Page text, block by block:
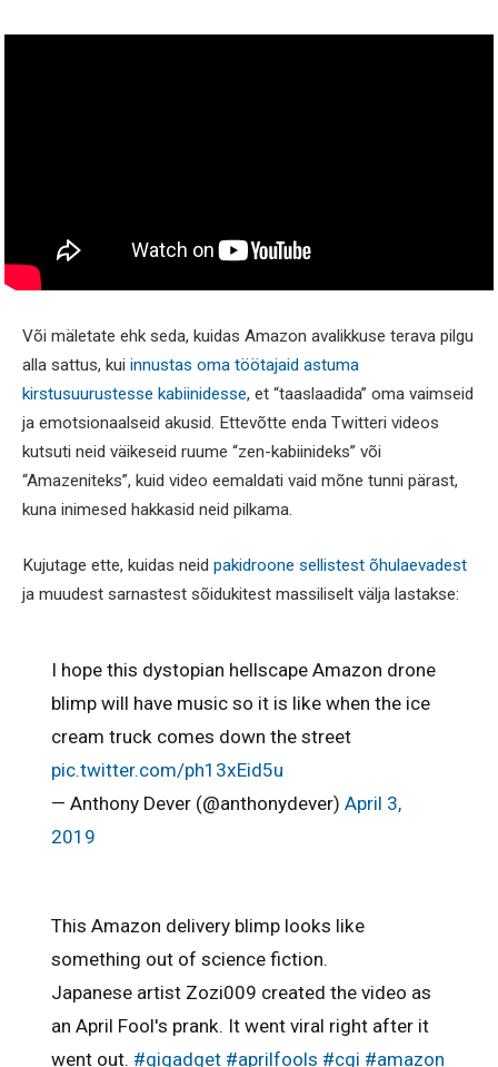
Või mäletate ehk seda, kuidas Amazon avalikkuse terava pilgu
alla sattus, kui innustas oma töötajaid astuma
kirstusuurustesse kabiinidesse, et “taaslaadida” oma vaimseid
ja emotsionaalseid akusid. Ettevõtte enda Twitteri videos
kutsuti neid väikeseid ruume “zen-kabiinideks” või
“Amazeniteks”, kuid video eemaldati vaid mõne tunni pärast,
kuna inimesed hakkasid neid pilkama.
Kujutage ette, kuidas neid pakidroone sellistest õhulaevadest
ja muudest sarnastest sõidukitest massiliselt välja lastakse:
I hope this dystopian hellscape Amazon drone
blimp will have music so it is like when the ice
cream truck comes down the street
pic.twitter.com/ph13xEid5u
— Anthony Dever (@anthonydever) April 3,
2019
This Amazon delivery blimp looks like
something out of science fiction.
Japanese artist Zozi009 created the video as
an April Fool's prank. It went viral right after it
went out. #gigadget #aprilfools #cgi #amazon